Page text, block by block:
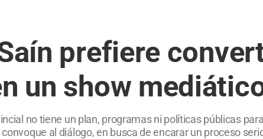
prefiere
un show
no tiene un plan, programas ni políticas públicas
al diálogo, en busca de encarar un proceso